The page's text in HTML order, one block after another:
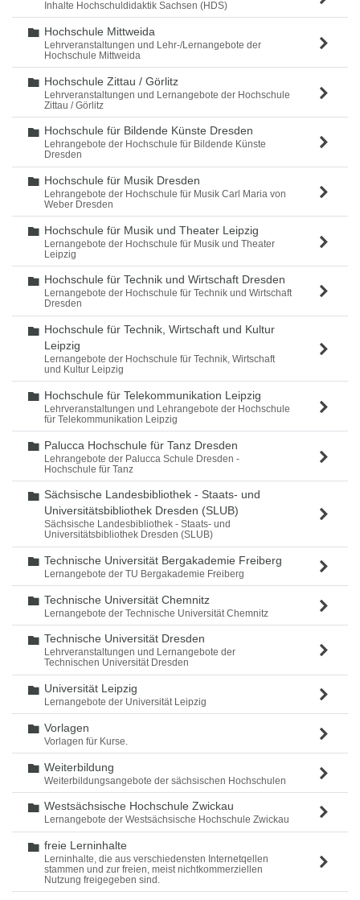
Inhalte Hochschuldidaktik Sachsen (HDS)
Ordner
Hochschule Mittweida
Lehrveranstaltungen und Lehr-/Lernangebote der
Hochschule Mittweida
Ordner
Hochschule Zittau / Görlitz
Lehrveranstaltungen und Lernangebote der Hochschule
Zittau / Görlitz
Ordner
Hochschule für Bildende Künste Dresden
Lehrangebote der Hochschule für Bildende Künste
Dresden
Ordner
Hochschule für Musik Dresden
Lehrangebote der Hochschule für Musik Carl Maria von
Weber Dresden
Ordner
Hochschule für Musik und Theater Leipzig
Lernangebote der Hochschule für Musik und Theater
Leipzig
Ordner
Hochschule für Technik und Wirtschaft Dresden
Lernangebote der Hochschule für Technik und Wirtschaft
Dresden
Ordner
Hochschule für Technik, Wirtschaft und Kultur
Leipzig
Lernangebote der Hochschule für Technik, Wirtschaft
und Kultur Leipzig
Ordner
Hochschule für Telekommunikation Leipzig
Lehrveranstaltungen und Lehrangebote der Hochschule
für Telekommunikation Leipzig
Ordner
Palucca Hochschule für Tanz Dresden
Lehrangebote der Palucca Schule Dresden -
Hochschule für Tanz
Ordner
Sächsische Landesbibliothek - Staats- und
Universitätsbibliothek Dresden (SLUB)
Sächsische Landesbibliothek - Staats- und
Universitätsbibliothek Dresden (SLUB)
Ordner
Technische Universität Bergakademie Freiberg
Lernangebote der TU Bergakademie Freiberg
Ordner
Technische Universität Chemnitz
Lernangebote der Technische Universität Chemnitz
Ordner
Technische Universität Dresden
Lehrveranstaltungen und Lernangebote der
Technischen Universität Dresden
Ordner
Universität Leipzig
Lernangebote der Universität Leipzig
Ordner
Vorlagen
Vorlagen für Kurse.
Ordner
Weiterbildung
Weiterbildungsangebote der sächsischen Hochschulen
Ordner
Westsächsische Hochschule Zwickau
Lernangebote der Westsächsische Hochschule Zwickau
Ordner
freie Lerninhalte
Lerninhalte, die aus verschiedensten Internetqellen
stammen und zur freien, meist nichtkommerziellen
Nutzung freigegeben sind.